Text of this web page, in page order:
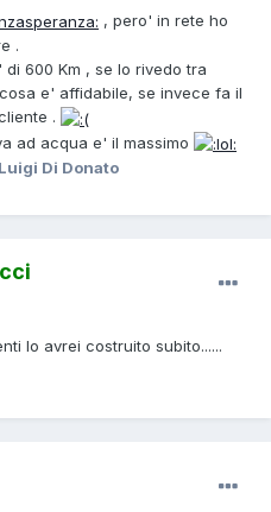
, pero' in rete ho
.
600 Km , se lo rivedo tra
e' affidabile, se invece fa il
.
ad acqua e' il massimo
Di Donato
lo avrei costruito subito......